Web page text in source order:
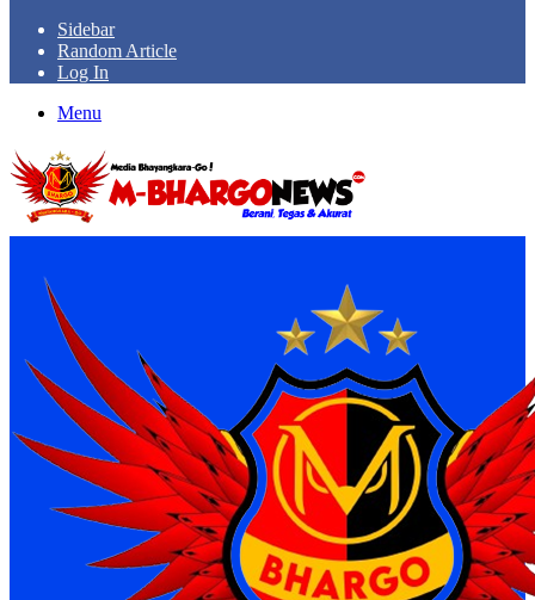
Sidebar
Random Article
Log In
Menu